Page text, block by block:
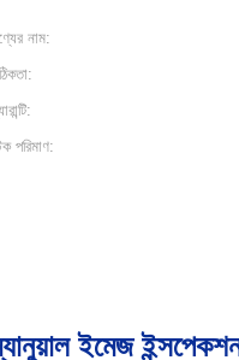
নাম:
পরিমাণ:
ইমেজ